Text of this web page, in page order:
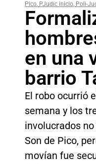
Pico, PJudic inicio, Poli-
en una
barrio
El robo ocurrió
semana y los
involucrados
Son de Pico,
movían fue